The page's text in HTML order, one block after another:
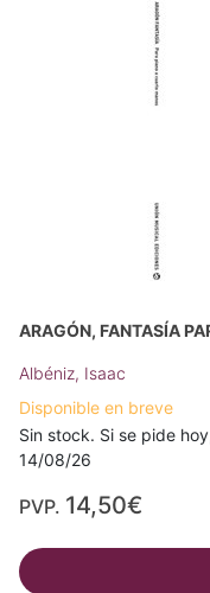
ARAGÓN, FANTASÍA
Albéniz, Isaac
Disponible en breve
Sin stock. Si se pide
14/08/26
PVP. 14,50€